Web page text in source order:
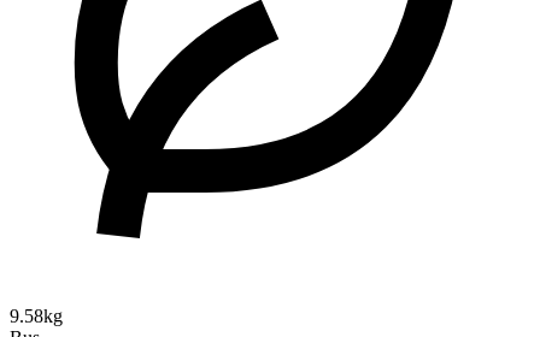
9.58kg